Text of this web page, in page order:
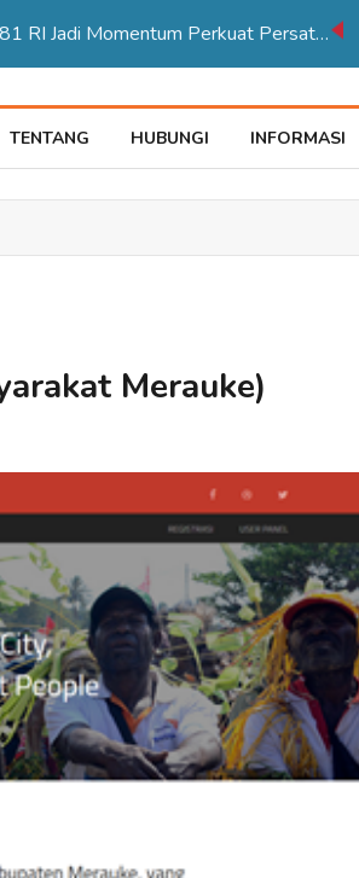
Karnaval Pembangunan HUT ke 81 RI Jadi Momentum Perkuat Persatuan di Merauke
TENTANG HUBUNGI INFORMASI
Merauke)